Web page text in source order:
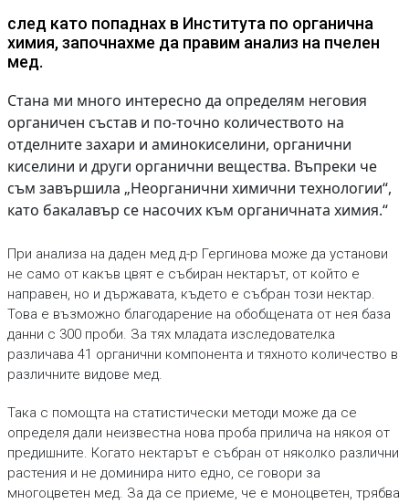
след като попаднах в Института по органична
химия, започнахме да правим анализ на пчелен
мед.
Стана ми много интересно да определям неговия
органичен състав и по-точно количеството на
отделните захари и аминокиселини, органични
киселини и други органични вещества. Въпреки че
съм завършила „Неорганични химични технологии“,
като бакалавър се насочих към органичната химия.“
При анализа на даден мед д-р Гергинова може да установи
не само от какъв цвят е събиран нектарът, от който е
направен, но и държавата, където е събран този нектар.
Това е възможно благодарение на обобщената от нея база
данни с 300 проби. За тях младата изследователка
различава 41 органични компонента и тяхното количество в
различните видове мед.
Така с помощта на статистически методи може да се
определя дали неизвестна нова проба прилича на някоя от
предишните. Когато нектарът е събран от няколко различни
растения и не доминира нито едно, се говори за
многоцветен мед. За да се приеме, че е моноцветен, трябва